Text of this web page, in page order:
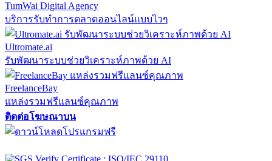
TumWai Digital Agency
บริการรับทำการตลาดออนไลน์แบบไวๆ
Ultromate.ai
รับพัฒนาระบบช่วยวิเคราะห์ภาพด้วย AI
FreelanceBay
แหล่งรวมฟรีแลนซ์คุณภาพ
ติดต่อโฆษณาบน